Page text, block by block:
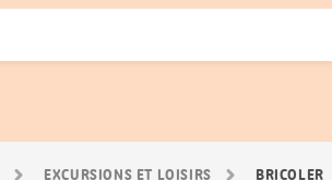
EXCURSIONS ET LOISIRS BRICOLER